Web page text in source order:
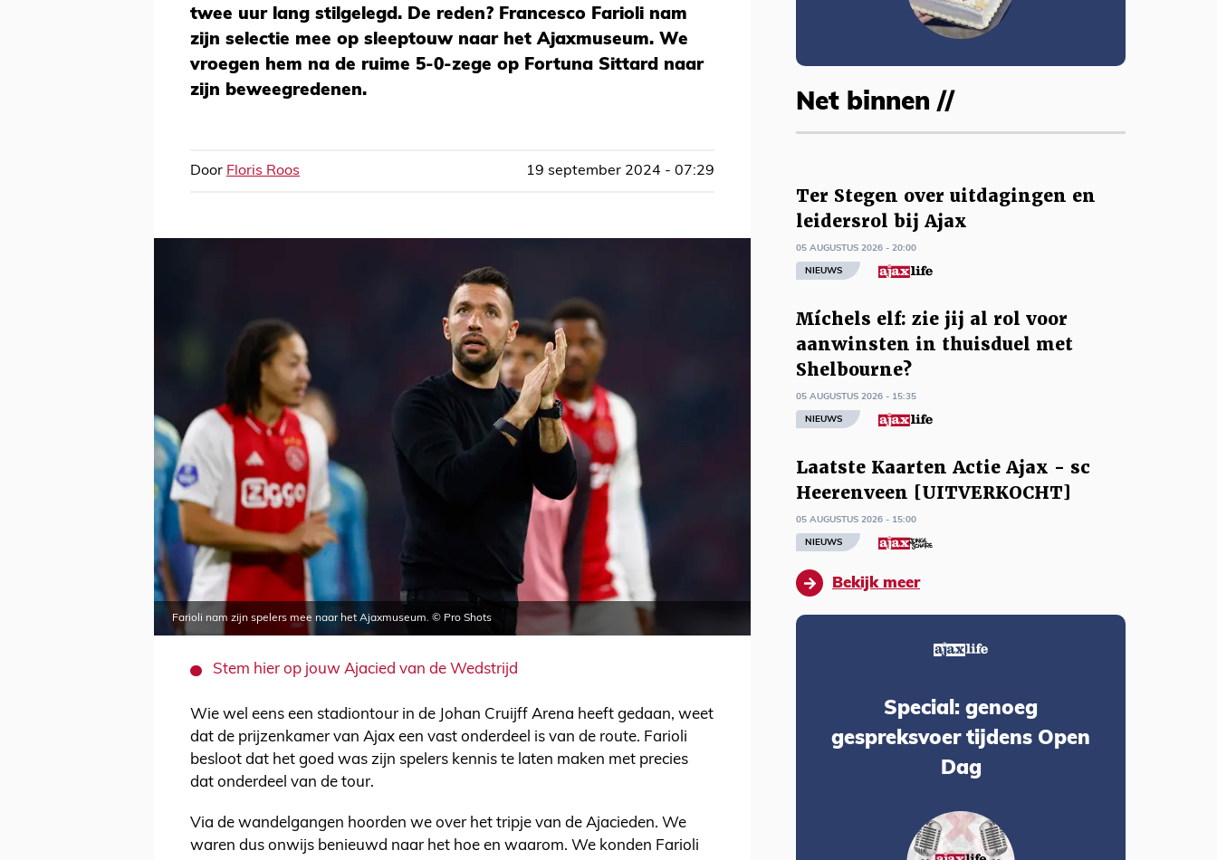
twee uur lang stilgelegd. De reden? Francesco Farioli nam
zijn selectie mee op sleeptouw naar het Ajaxmuseum. We
vroegen hem na de ruime 5-0-zege op Fortuna Sittard naar
zijn beweegredenen.
Door Floris Roos 19 september 2024 - 07:29
Farioli nam zijn spelers mee naar het Ajaxmuseum. © Pro Shots
Stem hier op jouw Ajacied van de Wedstrijd
Wie wel eens een stadiontour in de Johan Cruijff Arena heeft gedaan, weet
dat de prijzenkamer van Ajax een vast onderdeel is van de route. Farioli
besloot dat het goed was zijn spelers kennis te laten maken met precies
dat onderdeel van de tour.
Via de wandelgangen hoorden we over het tripje van de Ajacieden. We
waren dus onwijs benieuwd naar het hoe en waarom. We konden Farioli
Net binnen //
Ter Stegen over uitdagingen en
leidersrol bij Ajax
05 AUGUSTUS 2026 - 20:00
NIEUWS
Míchels elf: zie jij al rol voor
aanwinsten in thuisduel met
Shelbourne?
05 AUGUSTUS 2026 - 15:35
NIEUWS
Laatste Kaarten Actie Ajax - sc
Heerenveen [UITVERKOCHT]
05 AUGUSTUS 2026 - 15:00
NIEUWS
Bekijk meer
Special: genoeg
gespreksvoer tijdens Open
Dag